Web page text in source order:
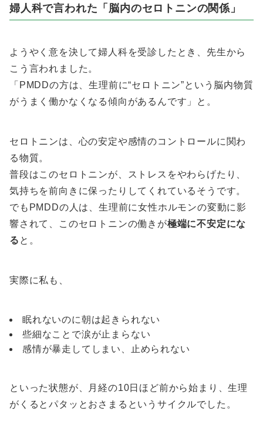
婦人科で言われた「脳内のセロトニンの関係」
ようやく意を決して婦人科を受診したとき、先生から
こう言われました。
「PMDDの方は、生理前に“セロトニン”という脳内物質
がうまく働かなくなる傾向があるんです」と。
セロトニンは、心の安定や感情のコントロールに関わ
る物質。
普段はこのセロトニンが、ストレスをやわらげたり、
気持ちを前向きに保ったりしてくれているそうです。
でもPMDDの人は、生理前に女性ホルモンの変動に影
響されて、このセロトニンの働きが極端に不安定にな
る と。
実際に私も、
眠れないのに朝は起きられない
些細なことで涙が止まらない
感情が暴走してしまい、止められない
といった状態が、月経の10日ほど前から始まり、生理
がくるとパタッとおさまるというサイクルでした。